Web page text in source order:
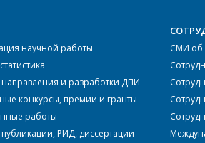
научной работы
и разработки ДПИ
конкурсы, премии и гранты
работы
РИД, диссертации
СМИ об